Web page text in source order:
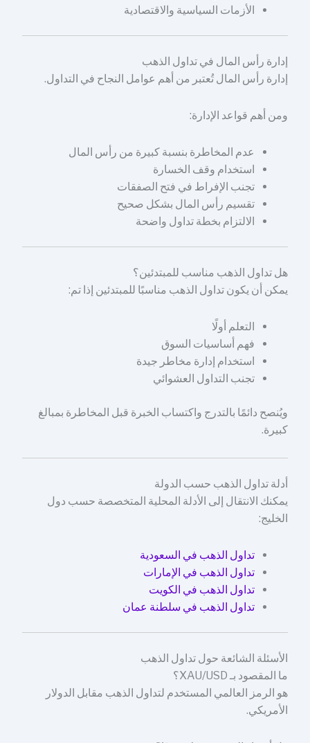
الأزمات السياسية والاقتصادية
إدارة رأس المال في تداول الذهب
إدارة رأس المال تُعتبر من أهم عوامل النجاح في التداول.
ومن أهم قواعد الإدارة:
عدم المخاطرة بنسبة كبيرة من رأس المال
استخدام وقف الخسارة
تجنب الإفراط في فتح الصفقات
تقسيم رأس المال بشكل صحيح
الالتزام بخطة تداول واضحة
هل تداول الذهب مناسب للمبتدئين؟
يمكن أن يكون تداول الذهب مناسبًا للمبتدئين إذا تم:
التعلم أولًا
فهم أساسيات السوق
استخدام إدارة مخاطر جيدة
تجنب التداول العشوائي
ويُنصح دائمًا بالتدرج واكتساب الخبرة قبل المخاطرة بمبالغ
كبيرة.
أدلة تداول الذهب حسب الدولة
يمكنك الانتقال إلى الأدلة المحلية المتخصصة حسب دول
الخليج:
تداول الذهب في السعودية
تداول الذهب في الإمارات
تداول الذهب في الكويت
تداول الذهب في سلطنة عمان
الأسئلة الشائعة حول تداول الذهب
ما المقصود بـ XAU/USD؟
هو الرمز العالمي المستخدم لتداول الذهب مقابل الدولار
الأمريكي.